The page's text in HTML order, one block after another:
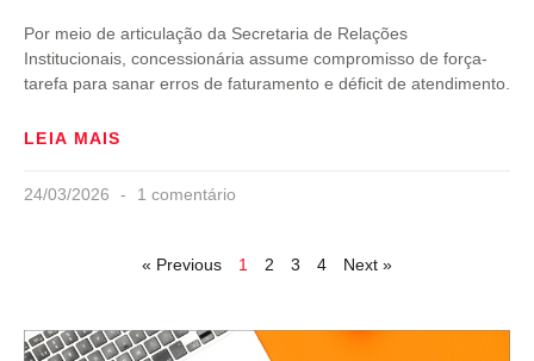
Por meio de articulação da Secretaria de Relações
Institucionais, concessionária assume compromisso de força-
tarefa para sanar erros de faturamento e déficit de atendimento.
LEIA MAIS
24/03/2026 1 comentário
« Previous 1 2 3 4 Next »